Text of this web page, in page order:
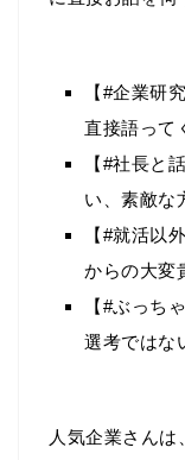
【#企業研
直接語って
【#社長と
い、素敵な
【#就活以
からの大変
【#ぶっち
選考ではな
人気企業さんは